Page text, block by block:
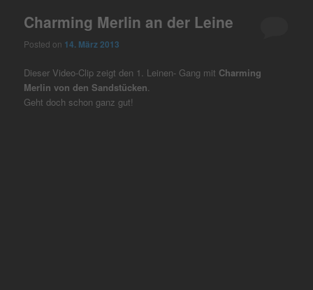
Charming Merlin an der Leine
Posted on 14. März 2013
Dieser Video-Clip zeigt den 1. Leinen- Gang mit Charming
Merlin von den Sandstücken
Geht doch schon ganz gut!